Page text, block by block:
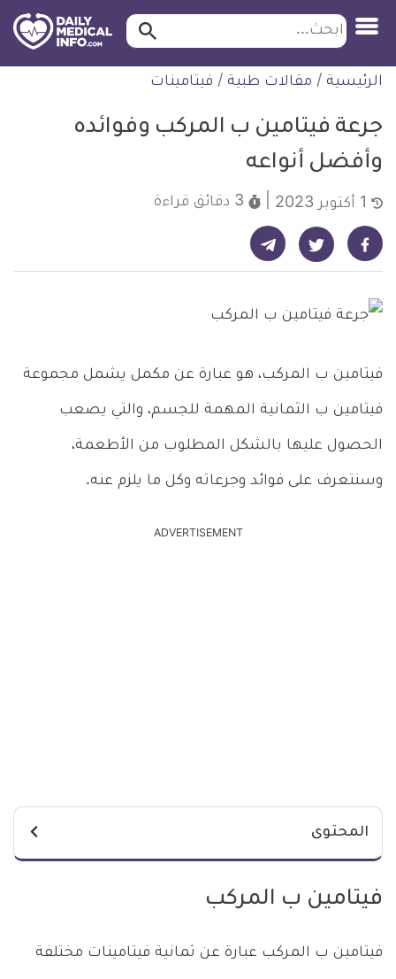
التخطي
للمحتوى
ابحث ابحث…
الرئيسية / مقالات طبية / فيتامينات
جرعة فيتامين ب المركب وفوائده
وأفضل أنواعه
3 دقائق قراءة
شارك على فيسبوك - ديلي ميديكال انفو شارك على تويتر - ديلي ميديكال انفو شارك على تيليجرام - ديلي ميديكال انفو
فيتامين ب المركب، هو عبارة عن مكمل يشمل مجموعة
فيتامين ب الثمانية المهمة للجسم، والتي يصعب
الحصول عليها بالشكل المطلوب من الأطعمة،
وسنتعرف على فوائد وجرعاته وكل ما يلزم عنه.
ADVERTISEMENT
المحتوى
فيتامين ب المركب
فيتامين ب المركب عبارة عن ثمانية فيتامينات مختلفة